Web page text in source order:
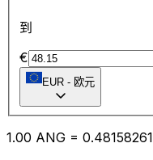
到
€
EUR - 欧元
1.00 ANG = 0.48158261